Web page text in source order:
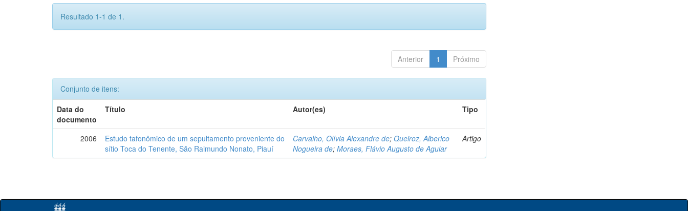
Resultado 1-1 de 1.
Anterior 1 Próximo
Conjunto de itens:
Data do
documento
Título Autor(es) Tipo
2006
Estudo tafonômico de um sepultamento proveniente do
sítio Toca do Tenente, São Raimundo Nonato, Piauí
Carvalho, Olívia Alexandre de;Queiroz, Alberico
Nogueira de;Moraes, Flávio Augusto de Aguiar
Artigo